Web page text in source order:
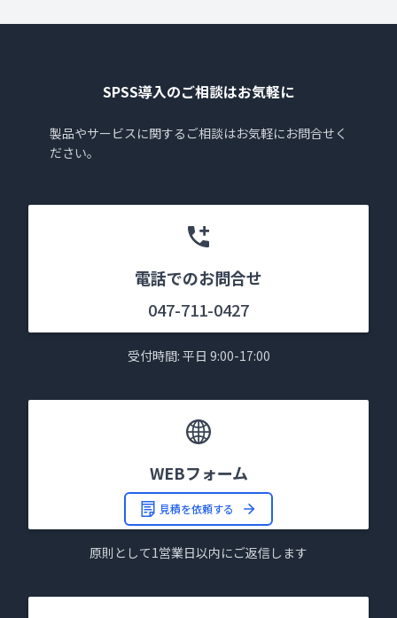
SPSS導入のご相談はお気軽に
製品やサービスに関するご相談はお気軽にお問合せく
ださい。
電話でのお問合せ
047-711-0427
受付時間: 平日 9:00-17:00
WEBフォーム
見積を依頼する
原則として1営業日以内にご返信します